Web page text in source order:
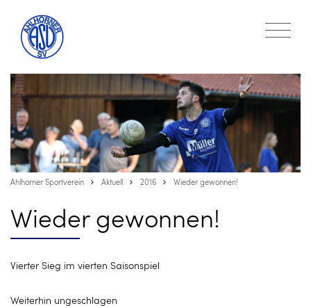
Ahlhorner Sportverein Aktuell 2016 Wieder gewonnen!
Wieder gewonnen!
Vierter Sieg im vierten Saisonspiel
Weiterhin ungeschlagen